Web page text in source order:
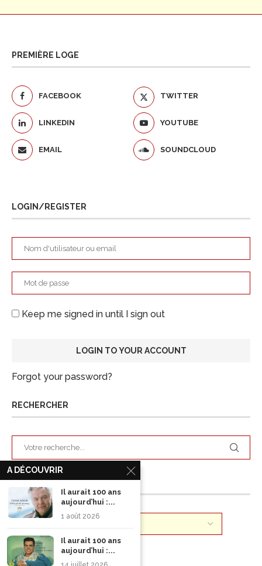
PREMIÈRE LOGE
FACEBOOK TWITTER
LINKEDIN YOUTUBE
EMAIL SOUNDCLOUD
LOGIN/REGISTER
Keep me signed in until I sign out
Forgot your password?
RECHERCHER
ARCHIVES
A DÉCOUVRIR
Il aurait 100 ans
aujourd’hui :...
1 août 2026
Il aurait 100 ans
aujourd’hui :...